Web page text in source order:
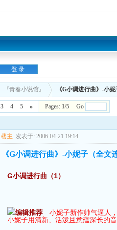
『青春小说馆』 《G小调进行曲》-小
3 4 5 » Pages: 1/5 Go
楼主 发表于: 2006-04-21 19:14
《G小调进行曲》-小妮子（全文
G小调进行曲（1）
编辑推荐小妮子新作帅气逼人，
小妮子用清新、活泼且意蕴深长的